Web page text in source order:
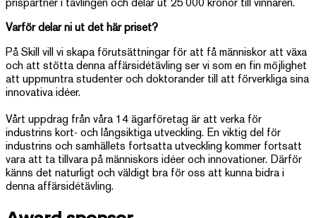
prispartner i tävlingen och delar ut 25 000 kronor till vinnaren.
Varför delar ni ut det här priset?
På Skill vill vi skapa förutsättningar för att få människor att växa
och att stötta denna affärsidétävling ser vi som en fin möjlighet
att uppmuntra studenter och doktorander till att förverkliga sina
innovativa idéer.
Vårt uppdrag från våra 14 ägarföretag är att verka för
industrins kort- och långsiktiga utveckling. En viktig del för
industrins och samhällets fortsatta utveckling kommer fortsatt
vara att ta tillvara på människors idéer och innovationer. Därför
känns det naturligt och väldigt bra för oss att kunna bidra i
denna affärsidétävling.